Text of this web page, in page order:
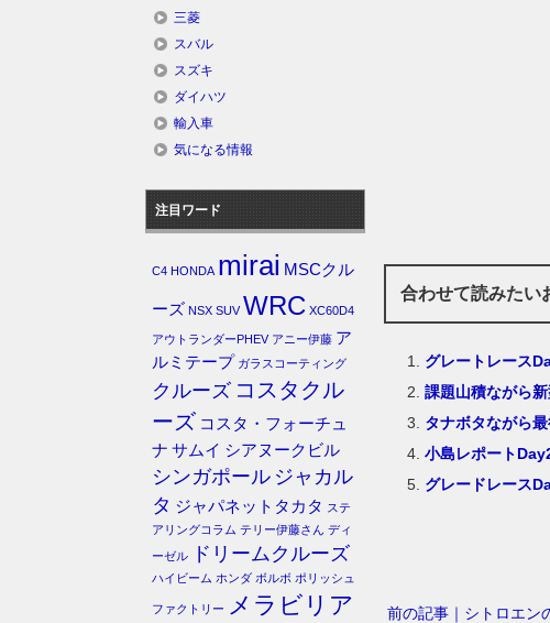
合わせて読みたい
グレートレース
課題山積ながら
タナボタながら
小島レポート
グレードレース
前の記事｜シトロエ
三菱
スバル
スズキ
ダイハツ
輸入車
気になる情報
注目ワード
C4 HONDA mirai MSCクル
ーズ NSX SUV WRC XC60D4
アウトランダーPHEV アニー伊藤 ア
ルミテープ ガラスコーティング
クルーズ コスタクル
ーズ コスタ・フォーチュ
ナ サムイ シアヌークビル
シンガポール ジャカル
タ ジャパネットタカタ ステ
アリングコラム テリー伊藤さん ディ
ーゼル
ドリームクルーズ
ハイビーム ホンダ ボルボ ポリッシュ
ファクトリー メラビリア